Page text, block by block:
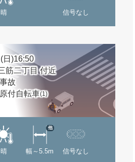
晴 信号なし
日)16:50
筋二丁目 付近
故
原付自転車(1)
晴 幅～5.5m
他
信号なし